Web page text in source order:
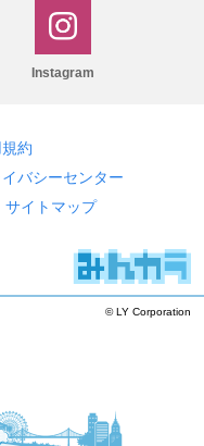
Instagram
約
バシーセンター
サイトマップ
© LY Corporation